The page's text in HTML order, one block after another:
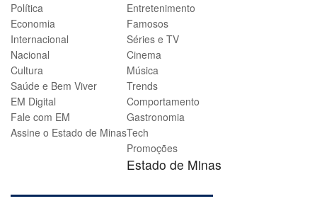
Política
Economia
Internacional
Nacional
Cultura
Saúde e Bem Viver
EM Digital
Fale com EM
Assine o Estado de Minas
Entretenimento
Famosos
Séries e TV
Cinema
Música
Trends
Comportamento
Gastronomia
Tech
Promoções
Estado de Minas